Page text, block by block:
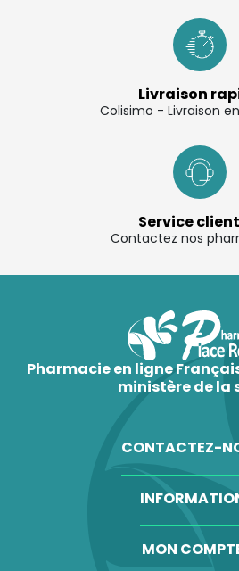
Livraison
Colisimo - Livraison
Service
Contactez nos
Pharmacie en ligne
ministère de la
CONTACTEZ-
MON